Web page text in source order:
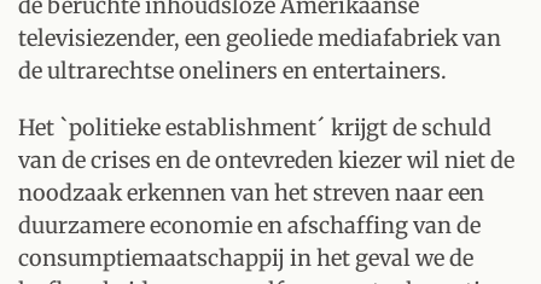
televisiezender, een geoliede mediafabriek van
de ultrarechtse oneliners en entertainers.
Het `politieke establishment´ krijgt de schuld
van de crises en de ontevreden kiezer wil niet de
noodzaak erkennen van het streven naar een
duurzamere economie en afschaffing van de
consumptiemaatschappij in het geval we de